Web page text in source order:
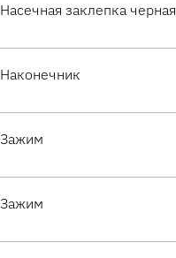
Насечная заклепка черная
Наконечник
Зажим
Зажим